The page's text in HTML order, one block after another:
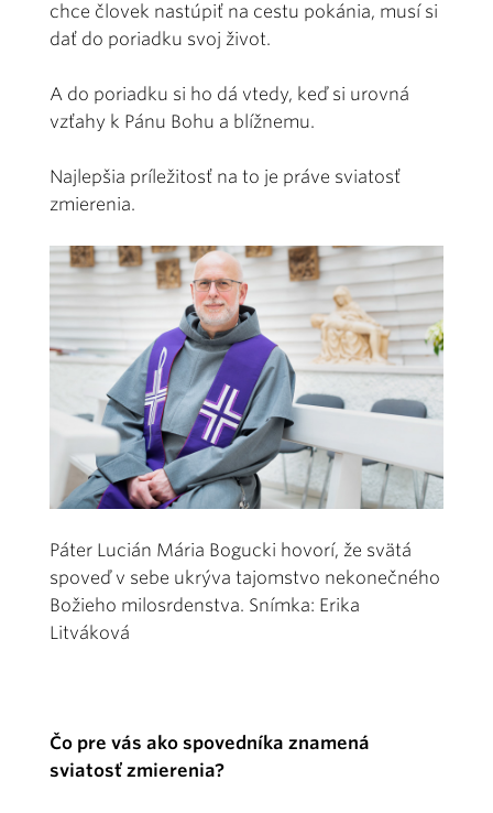
chce človek nastúpiť na cestu pokánia, musí si
dať do poriadku svoj život.
A do poriadku si ho dá vtedy, keď si urovná
vzťahy k Pánu Bohu a blížnemu.
Najlepšia príležitosť na to je práve sviatosť
zmierenia.
Páter Lucián Mária Bogucki hovorí, že svätá
spoveď v sebe ukrýva tajomstvo nekonečného
Božieho milosrdenstva. Snímka: Erika
Litváková
Čo pre vás ako spovedníka znamená
sviatosť zmierenia?